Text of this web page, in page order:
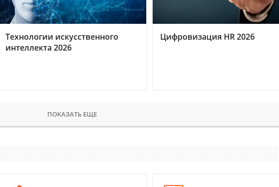
Технологии искусственного
интеллекта 2026
Цифровизация HR 2026
ПОКАЗАТЬ ЕЩЕ